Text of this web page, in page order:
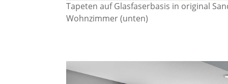
Tapeten auf Glasfaserbasis in original
Wohnzimmer (unten)